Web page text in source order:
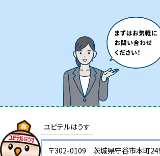
ユピテルはうす
〒302-0109 茨城県守谷市本町